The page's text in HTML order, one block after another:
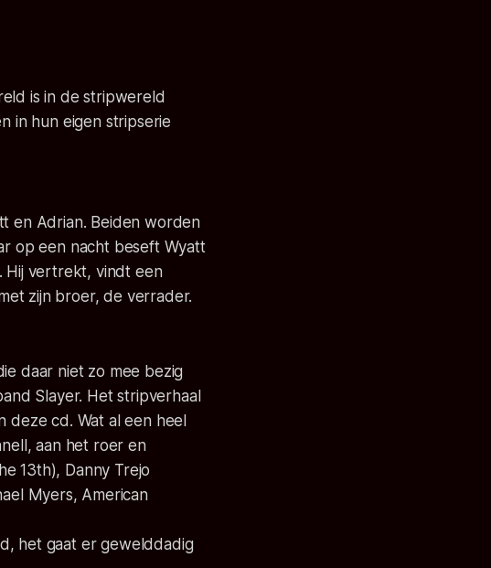
is in de stripwereld
in hun eigen stripserie
en Adrian. Beiden worden
op een nacht beseft Wyatt
Hij vertrekt, vindt een
zijn broer, de verrader.
daar niet zo mee bezig
Slayer. Het stripverhaal
deze cd. Wat al een heel
aan het roer en
13th), Danny Trejo
Myers, American
het gaat er gewelddadig